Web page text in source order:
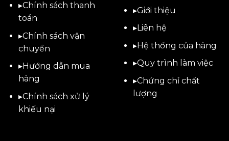
▸Chính sách thanh
toán
▸Chính sách vận
chuyển
▸Hướng dẫn mua
hàng
▸Chính sách xử lý
khiếu nại
▸Giới thiệu
▸Liên hệ
▸Hệ thống của hàng
▸Quy trình làm việc
▸Chứng chỉ chất
lượng